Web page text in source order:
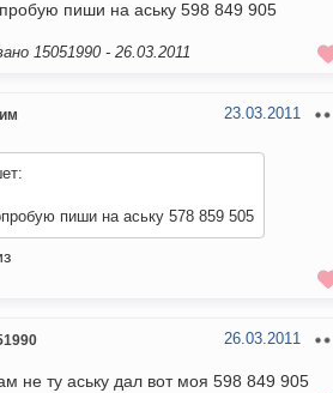
пиши на аську 598 849 905
15051990 - 26.03.2011
23.03.2011
пиши на аську 578 859 505
26.03.2011
не ту аську дал вот моя 598 849 905